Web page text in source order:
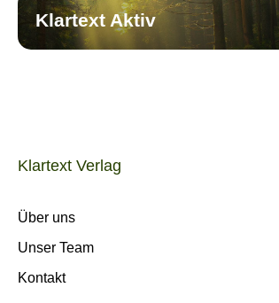
Klartext Aktiv
Klartext Verlag
Über uns
Unser Team
Kontakt